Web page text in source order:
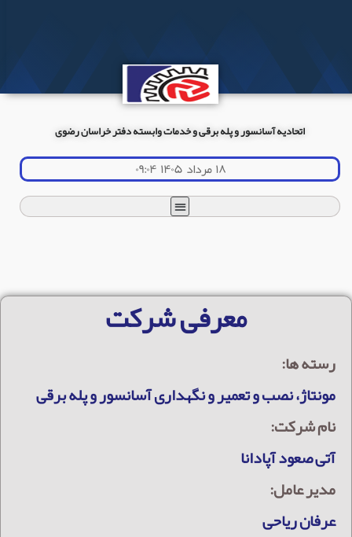
اتحادیه آسانسور و پله برقی و خدمات وابسته دفتر خراسان رضوی
۱۸ مرداد ۱۴۰۵ ۰۹:۰۴
معرفی شرکت
رسته ها:
مونتاژ، نصب و تعمیر و نگهداری آسانسور و پله برقی
نام شرکت:
آتی صعود آپادانا
مدیر عامل:
عرفان ریاحی